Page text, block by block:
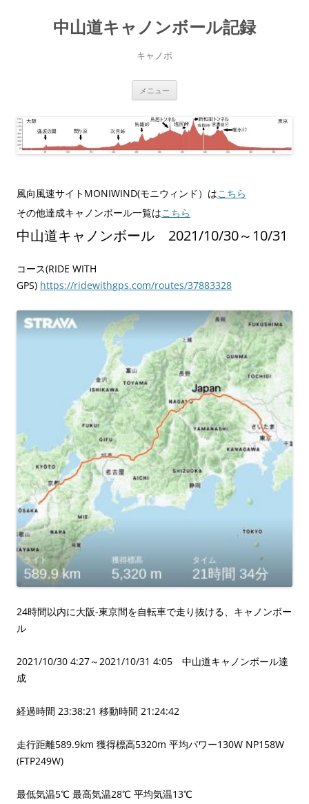
中山道キャノンボール記録
キャノボ
メニュー
風向風速サイトMONIWIND(モニウィンド）はこちら
その他達成キャノンボール一覧はこちら
中山道キャノンボール 2021/10/30～10/31
コース(RIDE WITH
GPS) https://ridewithgps.com/routes/37883328
24時間以内に大阪-東京間を自転車で走り抜ける、キャノンボー
ル
2021/10/30 4:27～2021/10/31 4:05 中山道キャノンボール達
成
経過時間 23:38:21 移動時間 21:24:42
走行距離589.9km 獲得標高5320m 平均パワー130W NP158W
(FTP249W)
最低気温5℃ 最高気温28℃ 平均気温13℃